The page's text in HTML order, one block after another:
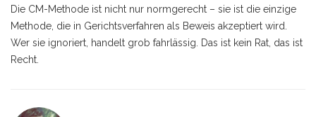
Die CM-Methode ist nicht nur normgerecht – sie ist die einzige
Methode, die in Gerichtsverfahren als Beweis akzeptiert wird.
Wer sie ignoriert, handelt grob fahrlässig. Das ist kein Rat, das ist
Recht.